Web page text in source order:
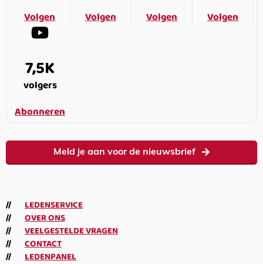
Volgen
Volgen
Volgen
Volgen
7,5K
volgers
Abonneren
Meld je aan voor de nieuwsbrief
LEDENSERVICE
OVER ONS
VEELGESTELDE VRAGEN
CONTACT
LEDENPANEL